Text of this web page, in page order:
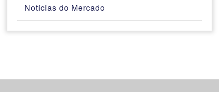
Notícias do Mercado